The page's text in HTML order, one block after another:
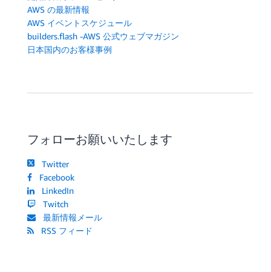
AWS の最新情報
AWS イベントスケジュール
builders.flash -AWS 公式ウェブマガジン
日本国内のお客様事例
フォローお願いいたします
Twitter
Facebook
LinkedIn
Twitch
最新情報メール
RSS フィード